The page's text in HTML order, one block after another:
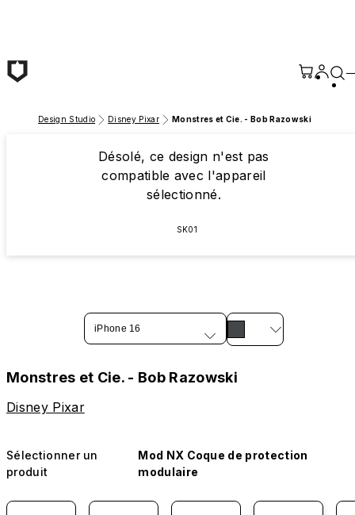
Design Studio Disney Pixar Monstres et Cie. - Bob Razowski
Désolé, ce design n'est pas
compatible avec l'appareil
sélectionné.
SK01
iPhone 16
Monstres et Cie. - Bob Razowski
Disney Pixar
Sélectionner un
produit
Mod NX Coque de protection
modulaire